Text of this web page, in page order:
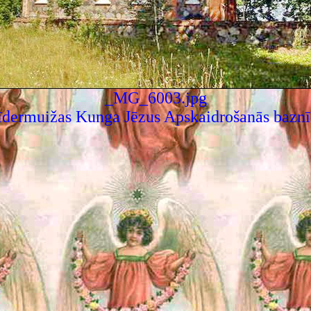
_MG_6003.jpg
Kunga Jēzus Apskaidrošanās